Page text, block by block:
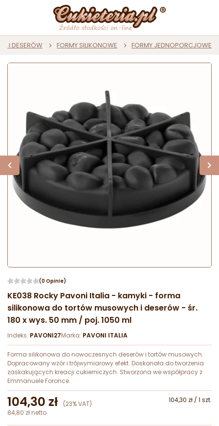
I DESERÓW FORMY SILIKONOWE FORMY JEDNOPORCJOWE
(0 Opinie)
KE038 Rocky Pavoni Italia - kamyki - forma
silikonowa do tortów musowych i deserów - śr.
180 x wys. 50 mm / poj. 1050 ml
Indeks: PAVONI27Marka: PAVONI ITALIA
Forma silikonowa do nowoczesnych deserów i tortów musowych.
Dopracowany wzór i trójwymiarowy efekt. Doskonała do tworzenia
zaskakujących kreacji cukierniczych. Stworzona we współpracy z
Emmanuele Foronce.
104,30 zł (23% VAT)
104,30 zł / 1 szt.
84,80 zł netto